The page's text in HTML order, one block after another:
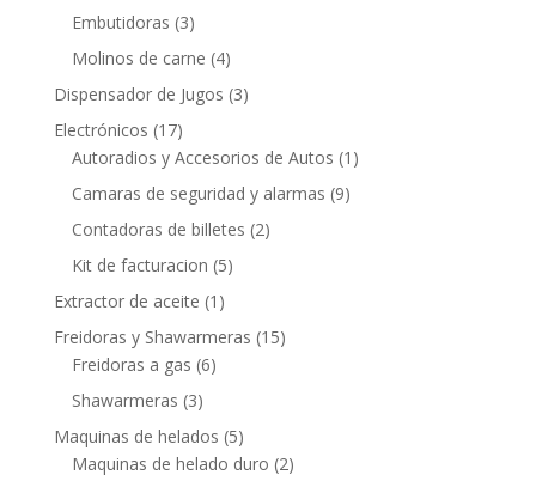
Embutidoras (3)
Molinos de carne (4)
Dispensador de Jugos (3)
Electrónicos (17)
Autoradios y Accesorios de Autos (1)
Camaras de seguridad y alarmas (9)
Contadoras de billetes (2)
Kit de facturacion (5)
Extractor de aceite (1)
Freidoras y Shawarmeras (15)
Freidoras a gas (6)
Shawarmeras (3)
Maquinas de helados (5)
Maquinas de helado duro (2)